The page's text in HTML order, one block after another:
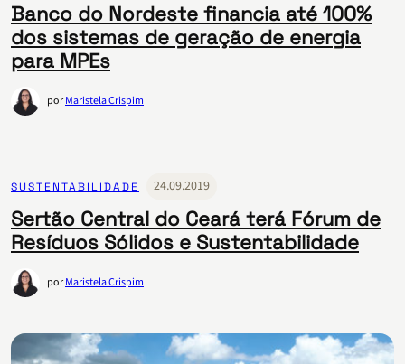
Banco do Nordeste financia até 100%
dos sistemas de geração de energia
para MPEs
porMaristela Crispim
SUSTENTABILIDADE 24.09.2019
Sertão Central do Ceará terá Fórum de
Resíduos Sólidos e Sustentabilidade
porMaristela Crispim